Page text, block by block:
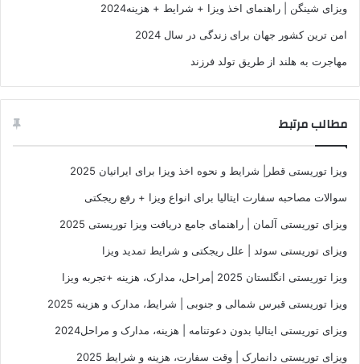
ویزای شینگن | راهنمای اخذ ویزا + شرایط + هزینه2024
امن ترین کشور جهان برای زندگی در سال 2024
مهاجرت به هلند از طریق تولد فرزند
مطالب مرتبط
ویزا توریستی قطر| شرایط و نحوه اخذ ویزا برای ایرانیان 2025
سوالات مصاحبه سفارت ایتالیا برای انواع ویزا + رفع ریجکتی
ویزای توریستی آلمان | راهنمای جامع دریافت ویزا توریستی 2025
ویزای توریستی سوئد | علل ریجکتی و شرایط تمدید ویزا
ویزا توریستی انگلستان 2025 |مراحل، مدارک، هزینه +تجربه ویزا
ویزا توریستی قبرس شمالی و جنوبی | شرایط، مدارک و هزینه 2025
ویزای توریستی ایتالیا بدون دعوتنامه | هزینه، مدارک و مراحل2024
ویزای توریستی دانمارک | وقت سفارت، هزینه و شرایط 2025